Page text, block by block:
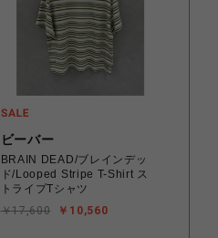
ビーバー
BRAIN DEAD/ブレインデッ
ド/Looped Stripe T-Shirt ス
トライプTシャツ
￥10,560
￥17,600